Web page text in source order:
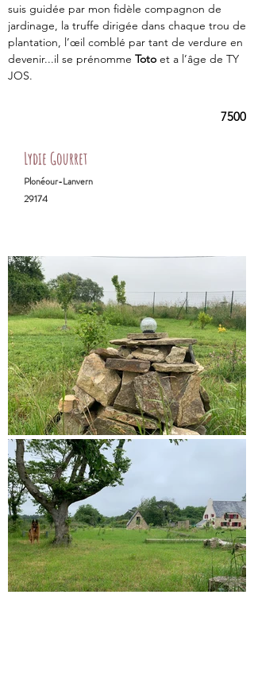
suis guidée par mon fidèle compagnon de
jardinage, la truffe dirigée dans chaque trou de
plantation, l’œil comblé par tant de verdure en
devenir...il se prénomme Toto et a l’âge de TY
JOS.
7500
Lydie Gourret
Plonéour-Lanvern
29174